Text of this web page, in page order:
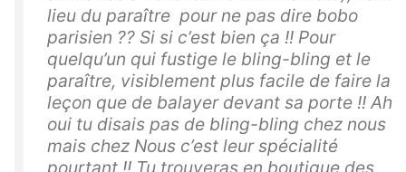
lieu du paraître pour ne pas dire bobo
parisien ?? Si si c’est bien ça !! Pour
quelqu’un qui fustige le bling-bling et le
paraître, visiblement plus facile de faire la
leçon que de balayer devant sa porte !! Ah
oui tu disais pas de bling-bling chez nous
mais chez Nous c’est leur spécialité
pourtant !! Tu trouveras en boutique des